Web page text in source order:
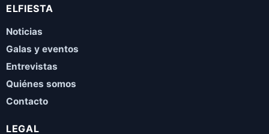
ELFIESTA
Noticias
Galas y eventos
Entrevistas
Quiénes somos
Contacto
LEGAL